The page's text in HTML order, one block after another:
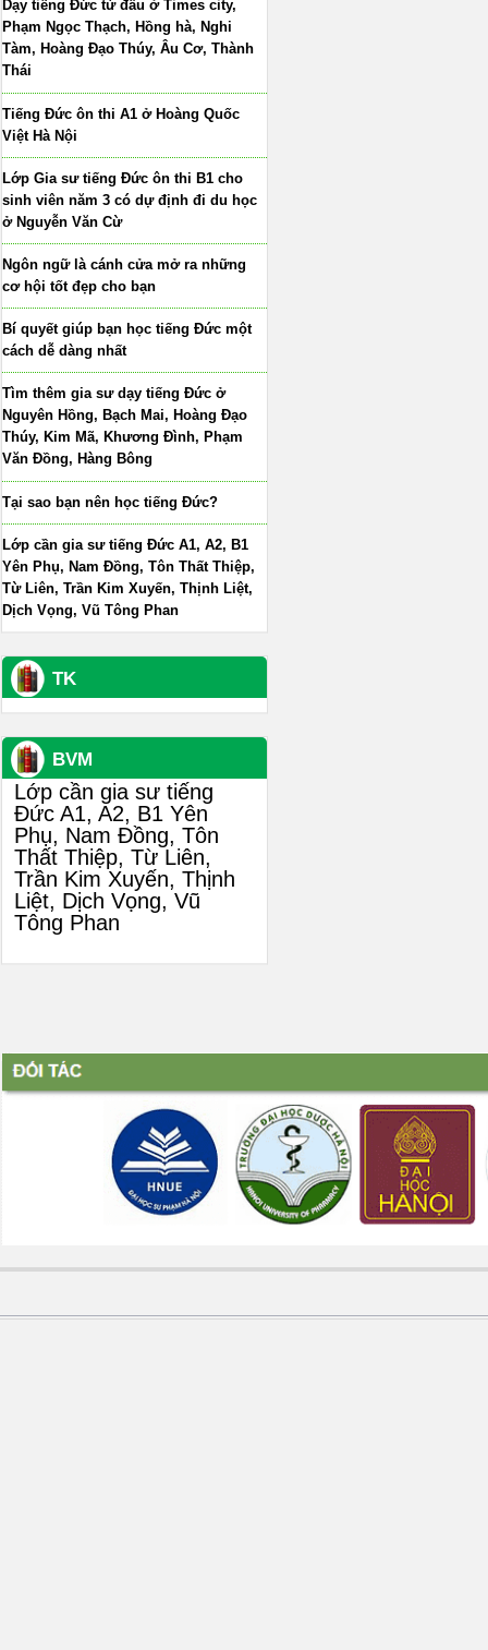
Dạy tiếng Đức từ đầu ở Times city,
Phạm Ngọc Thạch, Hồng hà, Nghi
Tàm, Hoàng Đạo Thúy, Âu Cơ, Thành
Thái
Tiếng Đức ôn thi A1 ở Hoàng Quốc
Việt Hà Nội
Lớp Gia sư tiếng Đức ôn thi B1 cho
sinh viên năm 3 có dự định đi du học
ở Nguyễn Văn Cừ
Ngôn ngữ là cánh cửa mở ra những
cơ hội tốt đẹp cho bạn
Bí quyết giúp bạn học tiếng Đức một
cách dễ dàng nhất
Tìm thêm gia sư dạy tiếng Đức ở
Nguyên Hồng, Bạch Mai, Hoàng Đạo
Thúy, Kim Mã, Khương Đình, Phạm
Văn Đồng, Hàng Bông
Tại sao bạn nên học tiếng Đức?
Lớp cần gia sư tiếng Đức A1, A2, B1
Yên Phụ, Nam Đồng, Tôn Thất Thiệp,
Từ Liên, Trần Kim Xuyến, Thịnh Liệt,
Dịch Vọng, Vũ Tông Phan
TK
BVM
Lớp cần gia sư tiếng
Đức A1, A2, B1 Yên
Phụ, Nam Đồng, Tôn
Thất Thiệp, Từ Liên,
Trần Kim Xuyến, Thịnh
Liệt, Dịch Vọng, Vũ
Tông Phan